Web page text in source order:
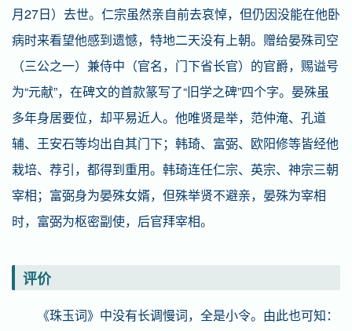
月27日）去世。仁宗虽然亲自前去哀悼，但仍因没能在他卧
病时来看望他感到遗憾，特地二天没有上朝。赠给晏殊司空
（三公之一）兼侍中（官名，门下省长官）的官爵，赐谥号
为“元献”，在碑文的首款篆写了“旧学之碑”四个字。晏殊虽
多年身居要位，却平易近人。他唯贤是举，范仲淹、孔道
辅、王安石等均出自其门下；韩琦、富弼、欧阳修等皆经他
栽培、荐引，都得到重用。韩琦连任仁宗、英宗、神宗三朝
宰相；富弼身为晏殊女婿，但殊举贤不避亲，晏殊为宰相
时，富弼为枢密副使，后官拜宰相。
评价
《珠玉词》中没有长调慢词，全是小令。由此也可知：